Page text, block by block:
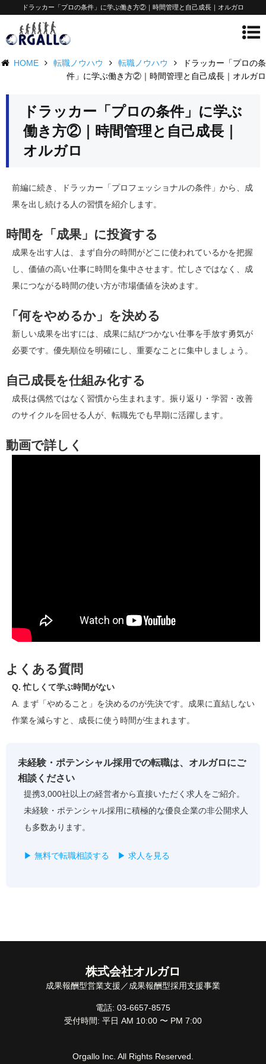
ドラッカー「プロの条件」に学ぶ働き方②｜時間管理と自己成長｜オルガロ
HOME 転職ノウハウ 転職ノウハウ
ドラッカー「プロの条
件」に学ぶ働き方②｜時間管理と自己成長｜オルガロ
ドラッカー「プロの条件」に学ぶ
働き方②｜時間管理と自己成長｜
オルガロ
前編に続き、ドラッカー「プロフェッショナルの条件」から、成
果を出し続ける人の習慣を紹介します。
時間を「成果」に投資する
成果を出す人は、まず自分の時間がどこに使われているかを把握
し、価値の高い仕事に時間を集中させます。忙しさではなく、成
果につながる時間の使い方が市場価値を決めます。
「何をやめるか」を決める
新しい成果を出すには、成果に結びつかない仕事を手放す勇気が
必要です。優先順位を明確にし、重要なことに集中しましょう。
自己成長を仕組み化する
成長は偶然ではなく習慣から生まれます。振り返り・学習・改善
のサイクルを回せる人が、転職先でも早期に活躍します。
動画で詳しく
よくある質問
Q. 忙しくて学ぶ時間がない
A. まず「やめること」を決めるのが先決です。成果に直結しない
作業を減らすと、成長に使う時間が生まれます。
未経験・ポテンシャル採用での転職は、オルガロにご
相談ください
提携3,000社以上の経営者から直接いただく求人をご紹介。
未経験・ポテンシャル採用に積極的な優良企業の非公開求人
も多数あります。
▶ 無料で転職相談する ▶ 求人を見る
株式会社オルガロ
成果報酬型営業支援／成果報酬型採用支援事業
電話: 03-6657-8575
受付時間: 平日 AM 10:00 〜 PM 7:00
Orgallo Inc. All Rights Reserved.